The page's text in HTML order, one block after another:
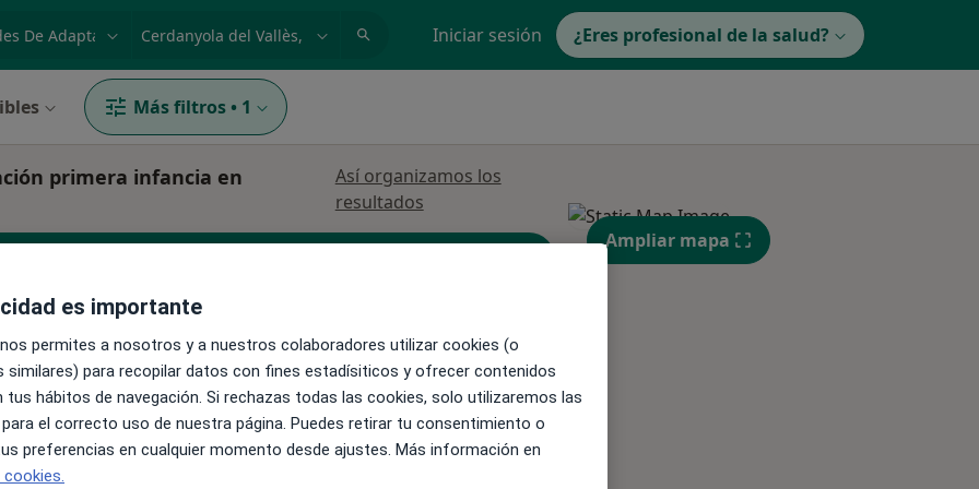
Iniciar sesión ¿Eres profesional de la salud?
Más filtros • 1
primera infancia en
Así organizamos los
resultados
Forense
La reserva de cita online no está disponible
Ampliar mapa
es importante
permites a nosotros y a nuestros colaboradores utilizar cookies (o
similares) para recopilar datos con fines estadísiticos y ofrecer contenidos
tus hábitos de navegación. Si rechazas todas las cookies, solo utilizaremos las
el correcto uso de nuestra página. Puedes retirar tu consentimiento o
preferencias en cualquier momento desde ajustes. Más información en